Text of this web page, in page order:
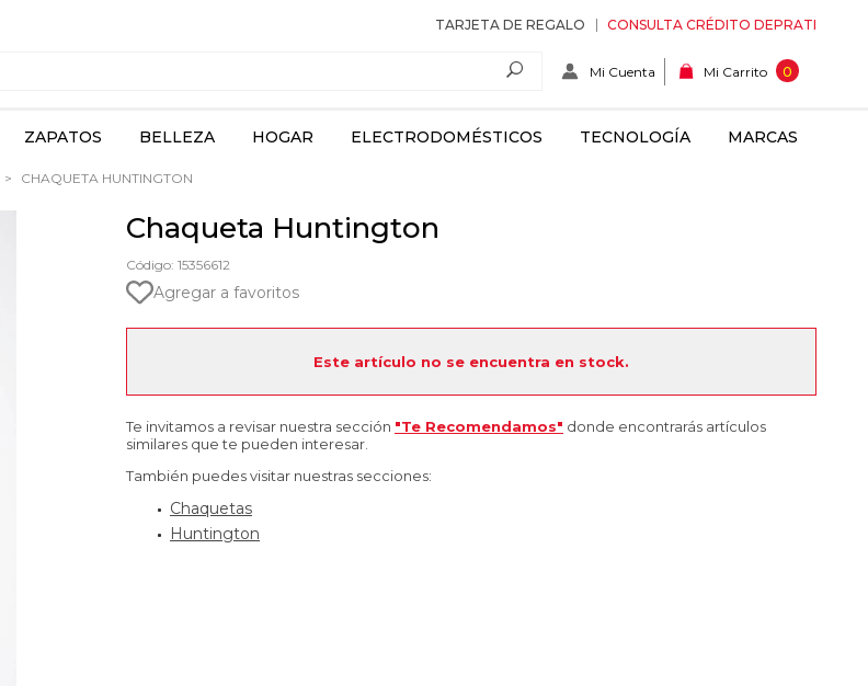
TARJETA DE REGALO CONSULTA CRÉDITO DEPRATI
Mi Cuenta Mi Carrito 0
ZAPATOS BELLEZA HOGAR ELECTRODOMÉSTICOS TECNOLOGÍA MARCAS
CHAQUETA HUNTINGTON
Chaqueta Huntington
Código: 15356612
Agregar a favoritos
Este artículo no se encuentra en stock.
Te invitamos a revisar nuestra sección "Te Recomendamos" donde encontrarás artículos
similares que te pueden interesar.
También puedes visitar nuestras secciones:
Chaquetas
Huntington